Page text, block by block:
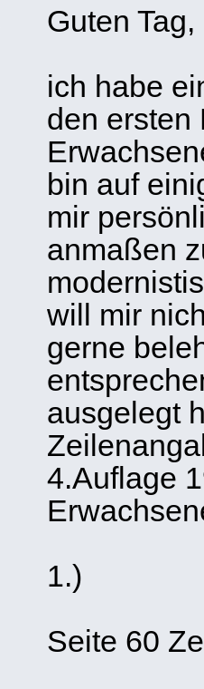
Guten Tag,
ich habe
den ersten
bin auf
mir
anmaßen
will mir
gerne
ausgelegt
4.Auflage
1.)
Seite 60